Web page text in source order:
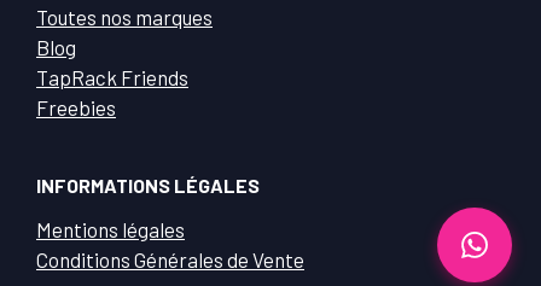
Toutes nos marques
Blog
TapRack Friends
Freebies
INFORMATIONS LÉGALES
Mentions légales
Conditions Générales de Vente